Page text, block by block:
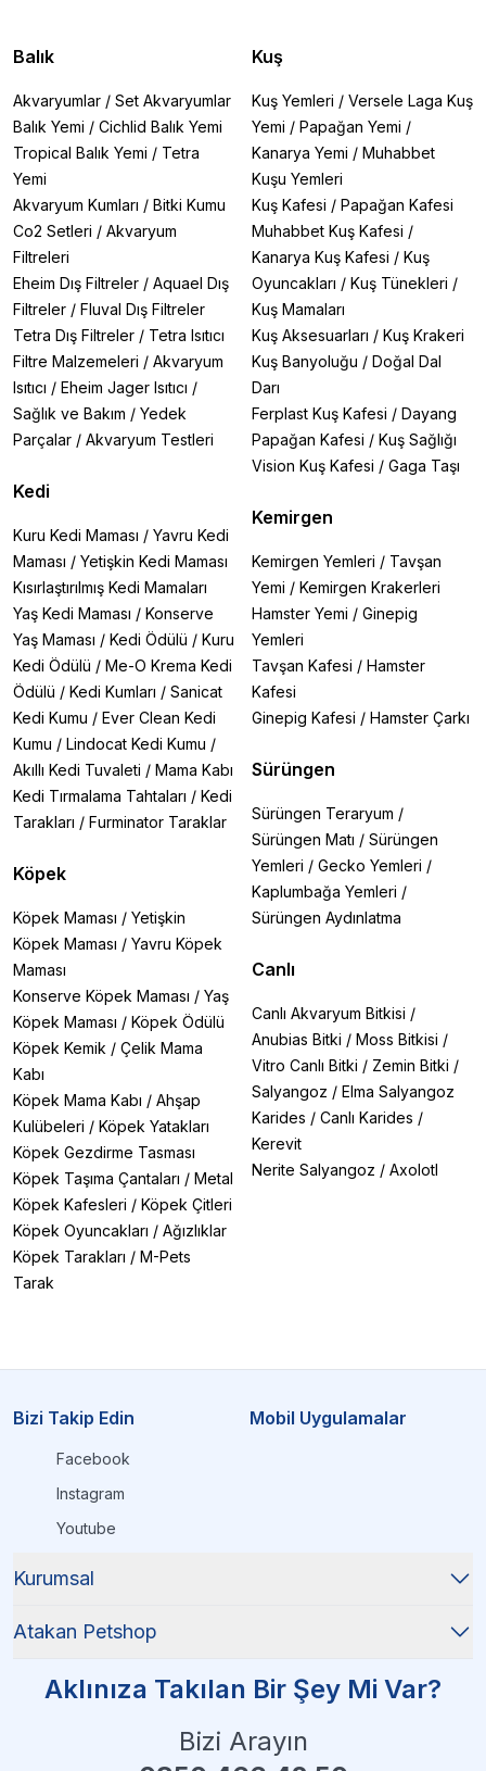
Balık
Akvaryumlar / Set Akvaryumlar
Balık Yemi / Cichlid Balık Yemi
Tropical Balık Yemi / Tetra
Yemi
Akvaryum Kumları / Bitki Kumu
Co2 Setleri / Akvaryum
Filtreleri
Eheim Dış Filtreler / Aquael Dış
Filtreler / Fluval Dış Filtreler
Tetra Dış Filtreler / Tetra Isıtıcı
Filtre Malzemeleri / Akvaryum
Isıtıcı / Eheim Jager Isıtıcı /
Sağlık ve Bakım / Yedek
Parçalar / Akvaryum Testleri
Kedi
Kuru Kedi Maması / Yavru Kedi
Maması / Yetişkin Kedi Maması
Kısırlaştırılmış Kedi Mamaları
Yaş Kedi Maması / Konserve
Yaş Maması / Kedi Ödülü / Kuru
Kedi Ödülü / Me-O Krema Kedi
Ödülü / Kedi Kumları / Sanicat
Kedi Kumu / Ever Clean Kedi
Kumu / Lindocat Kedi Kumu /
Akıllı Kedi Tuvaleti / Mama Kabı
Kedi Tırmalama Tahtaları / Kedi
Tarakları / Furminator Taraklar
Köpek
Köpek Maması / Yetişkin
Köpek Maması / Yavru Köpek
Maması
Konserve Köpek Maması / Yaş
Köpek Maması / Köpek Ödülü
Köpek Kemik / Çelik Mama
Kabı
Köpek Mama Kabı / Ahşap
Kulübeleri / Köpek Yatakları
Köpek Gezdirme Tasması
Köpek Taşıma Çantaları / Metal
Köpek Kafesleri / Köpek Çitleri
Köpek Oyuncakları / Ağızlıklar
Köpek Tarakları / M-Pets
Tarak
Kuş
Kuş Yemleri / Versele Laga Kuş
Yemi / Papağan Yemi /
Kanarya Yemi / Muhabbet
Kuşu Yemleri
Kuş Kafesi / Papağan Kafesi
Muhabbet Kuş Kafesi /
Kanarya Kuş Kafesi / Kuş
Oyuncakları / Kuş Tünekleri /
Kuş Mamaları
Kuş Aksesuarları / Kuş Krakeri
Kuş Banyoluğu / Doğal Dal
Darı
Ferplast Kuş Kafesi / Dayang
Papağan Kafesi / Kuş Sağlığı
Vision Kuş Kafesi / Gaga Taşı
Kemirgen
Kemirgen Yemleri / Tavşan
Yemi / Kemirgen Krakerleri
Hamster Yemi / Ginepig
Yemleri
Tavşan Kafesi / Hamster
Kafesi
Ginepig Kafesi / Hamster Çarkı
Sürüngen
Sürüngen Teraryum /
Sürüngen Matı / Sürüngen
Yemleri / Gecko Yemleri /
Kaplumbağa Yemleri /
Sürüngen Aydınlatma
Canlı
Canlı Akvaryum Bitkisi /
Anubias Bitki / Moss Bitkisi /
Vitro Canlı Bitki / Zemin Bitki /
Salyangoz / Elma Salyangoz
Karides / Canlı Karides /
Kerevit
Nerite Salyangoz / Axolotl
Bizi Takip Edin
Facebook
Instagram
Youtube
Mobil Uygulamalar
Kurumsal
Atakan Petshop
Aklınıza Takılan Bir Şey Mi Var?
Bizi Arayın